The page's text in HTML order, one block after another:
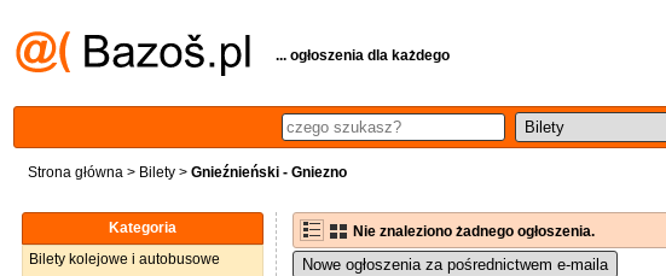
... ogłoszenia dla każdego
Strona główna > Bilety > Gnieźnieński - Gniezno
Kategoria
Bilety kolejowe i autobusowe
Nie znaleziono żadnego ogłoszenia.
Nowe ogłoszenia za pośrednictwem e-maila